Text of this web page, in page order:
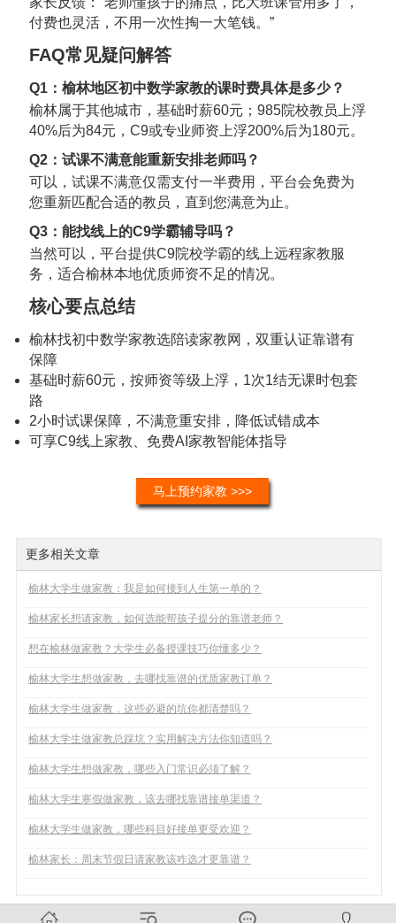
付费也灵活，不用一次性掏一大笔钱。”
FAQ常见疑问解答
Q1：榆林地区初中数学家教的课时费具体是多少？
榆林属于其他城市，基础时薪60元；985院校教员上浮
40%后为84元，C9或专业师资上浮200%后为180元。
Q2：试课不满意能重新安排老师吗？
可以，试课不满意仅需支付一半费用，平台会免费为
您重新匹配合适的教员，直到您满意为止。
Q3：能找线上的C9学霸辅导吗？
当然可以，平台提供C9院校学霸的线上远程家教服
务，适合榆林本地优质师资不足的情况。
核心要点总结
榆林找初中数学家教选陪读家教网，双重认证靠谱有
保障
基础时薪60元，按师资等级上浮，1次1结无课时包套
路
2小时试课保障，不满意重安排，降低试错成本
可享C9线上家教、免费AI家教智能体指导
马上预约家教 >>>
更多相关文章
榆林大学生做家教：我是如何接到人生第一单的？
榆林家长想请家教，如何选能帮孩子提分的靠谱老师？
想在榆林做家教？大学生必备授课技巧你懂多少？
榆林大学生想做家教，去哪找靠谱的优质家教订单？
榆林大学生做家教，这些必避的坑你都清楚吗？
榆林大学生做家教总踩坑？实用解决方法你知道吗？
榆林大学生想做家教，哪些入门常识必须了解？
榆林大学生寒假做家教，该去哪找靠谱接单渠道？
榆林大学生做家教，哪些科目好接单更受欢迎？
榆林家长：周末节假日请家教该咋选才更靠谱？